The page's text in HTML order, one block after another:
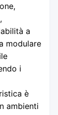
a
modulare
i
è
ambienti